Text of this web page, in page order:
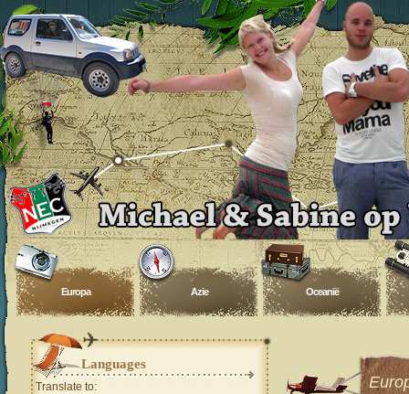
Europa Azie Oceanië
Languages
Translate to: